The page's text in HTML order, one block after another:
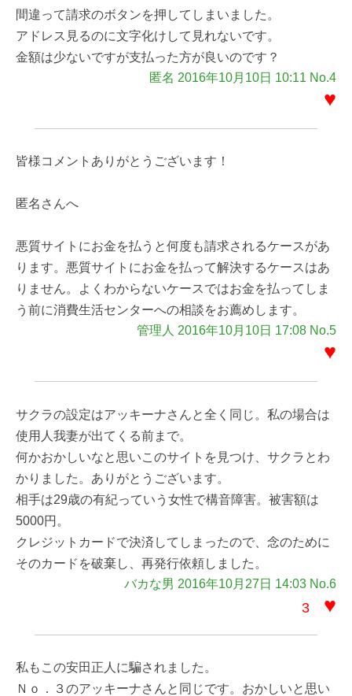
間違って請求のボタンを押してしまいました。
アドレス見るのに文字化けして見れないです。
金額は少ないですが支払った方が良いのです？
匿名 2016年10月10日 10:11 No.4
♥
皆様コメントありがとうございます！
匿名さんへ
悪質サイトにお金を払うと何度も請求されるケースがあ
ります。悪質サイトにお金を払って解決するケースはあ
りません。よくわからないケースではお金を払ってしま
う前に消費生活センターへの相談をお薦めします。
管理人 2016年10月10日 17:08 No.5
♥
サクラの設定はアッキーナさんと全く同じ。私の場合は
使用人我妻が出てくる前まで。
何かおかしいなと思いこのサイトを見つけ、サクラとわ
かりました。ありがとうございます。
相手は29歳の有紀っていう女性で構音障害。被害額は
5000円。
クレジットカードで決済してしまったので、念のために
そのカードを破棄し、再発行依頼しました。
バカな男 2016年10月27日 14:03 No.6
3 ♥
私もこの安田正人に騙されました。
Ｎｏ．３のアッキーナさんと同じです。おかしいと思い